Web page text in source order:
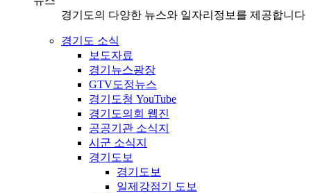
경기도의 다양한 뉴스와 일자리정보를 제공합니다
경기도 소식
보도자료
경기뉴스광장
GTV도정뉴스
경기도청 YouTube
경기도의회 웹진
공공기관 소식지
시군 소식지
경기도보
경기도보
일제강점기 도보